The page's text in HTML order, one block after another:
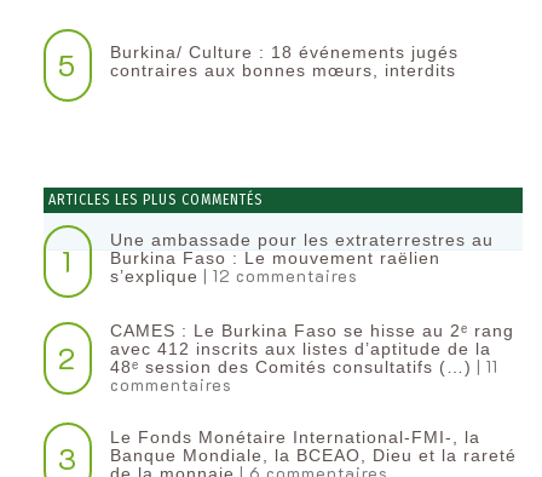
5
Burkina/ Culture : 18 événements jugés
contraires aux bonnes mœurs, interdits
ARTICLES LES PLUS COMMENTÉS
1
Une ambassade pour les extraterrestres au
Burkina Faso : Le mouvement raëlien
s’explique | 12 commentaires
2
CAMES : Le Burkina Faso se hisse au 2ᵉ rang
avec 412 inscrits aux listes d’aptitude de la
48ᵉ session des Comités consultatifs (…) | 11
commentaires
3
Le Fonds Monétaire International-FMI-, la
Banque Mondiale, la BCEAO, Dieu et la rareté
de la monnaie | 6 commentaires